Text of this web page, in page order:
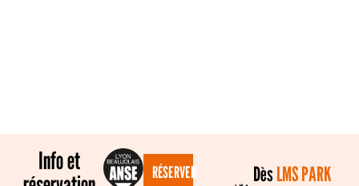
Info et
RÉSERVER
Dès LMS PARK